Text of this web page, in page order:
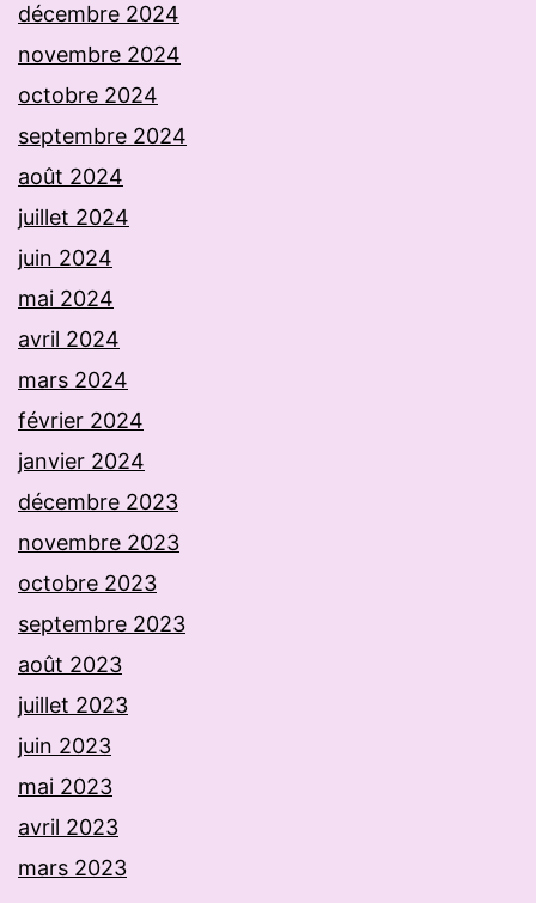
décembre 2024
novembre 2024
octobre 2024
septembre 2024
août 2024
juillet 2024
juin 2024
mai 2024
avril 2024
mars 2024
février 2024
janvier 2024
décembre 2023
novembre 2023
octobre 2023
septembre 2023
août 2023
juillet 2023
juin 2023
mai 2023
avril 2023
mars 2023